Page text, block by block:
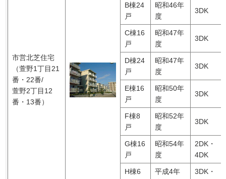
市営北芝住宅
（萱野1丁目21
番・22番/
萱野2丁目12
番・13番）
B棟24
戸
昭和46年
度
3DK
C棟16
戸
昭和47年
度
3DK
D棟24
戸
昭和47年
度
3DK
E棟16
戸
昭和50年
度
3DK
F棟8
戸
昭和52年
度
3DK
G棟16
戸
昭和54年
度
2DK・
4DK
H棟6
平成4年
3DK・